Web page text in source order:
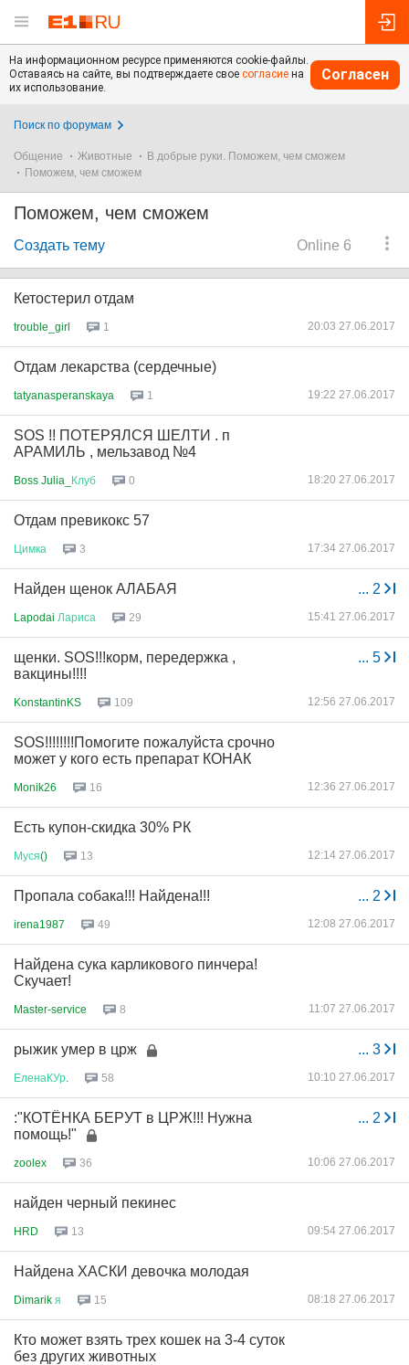
На информационном ресурсе применяются cookie-файлы.
Оставаясь на сайте, вы подтверждаете свое согласие на
их использование.
Согласен
Поиск по форумам
Общение Животные
В добрые руки. Поможем, чем сможем
Поможем, чем сможем
Поможем, чем сможем
Online 6
Создать тему
Кетостерил отдам
trouble_girl 1 20:03 27.06.2017
Отдам лекарства (сердечные)
tatyanasperanskaya 1 19:22 27.06.2017
SOS !! ПОТЕРЯЛСЯ ШЕЛТИ . п
АРАМИЛЬ , мельзавод №4
Boss Julia_ Клуб 0 18:20 27.06.2017
Отдам превикокс 57
Цимка 3 17:34 27.06.2017
... 2
Найден щенок АЛАБАЯ
Lapodai Лариса 29 15:41 27.06.2017
... 5
щенки. SOS!!!корм, передержка ,
вакцины!!!!
KonstantinKS 109 12:56 27.06.2017
SOS!!!!!!!!Помогите пожалуйста срочно
может у кого есть препарат КОНАК
Monik26 16 12:36 27.06.2017
Есть купон-скидка 30% РК
Муся() 13 12:14 27.06.2017
... 2
Пропала собака!!! Найдена!!!
irena1987 49 12:08 27.06.2017
Найдена сука карликового пинчера!
Скучает!
Master-service 8 11:07 27.06.2017
... 3
рыжик умер в црж
ЕленаКУр 58 10:10 27.06.2017
... 2
:"КОТЁНКА БЕРУТ в ЦРЖ!!! Нужна
помощь!"
zoolex 36 10:06 27.06.2017
найден черный пекинес
HRD 13 09:54 27.06.2017
Найдена ХАСКИ девочка молодая
Dimarik я 15 08:18 27.06.2017
Кто может взять трех кошек на 3-4 суток
без других животных